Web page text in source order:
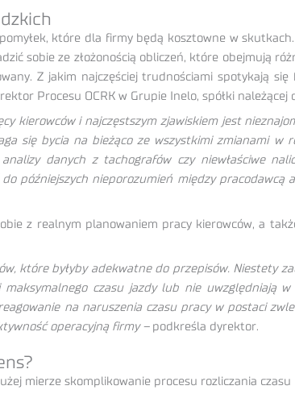
które dla firmy będą kosztowne w
sobie ze złożonością obliczeń, które obejmują
Z jakim najczęściej trudnościami spotykają
Procesu OCRK w Grupie Inelo, spółki należącej
kierowców i najczęstszym zjawiskiem jest
się bycia na bieżąco ze wszystkimi zmianami w
danych z tachografów czy niewłaściwe
późniejszych nieporozumień między pracodawcą
z realnym planowaniem pracy kierowców, a
które byłyby adekwatne do przepisów. Niestety
czasu jazdy lub nie uwzględniają
na naruszenia czasu pracy w postaci
operacyjną firmy – podkreśla dyrektor.
mierze skomplikowanie procesu rozliczania